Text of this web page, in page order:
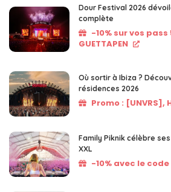
Dour Festival 2026
complète
-10% sur vos
GUETTAPEN
Où sortir à Ibiza ?
résidences 2026
Promo : [UNVRS],
Family Piknik célèbre
XXL
-10% avec le code